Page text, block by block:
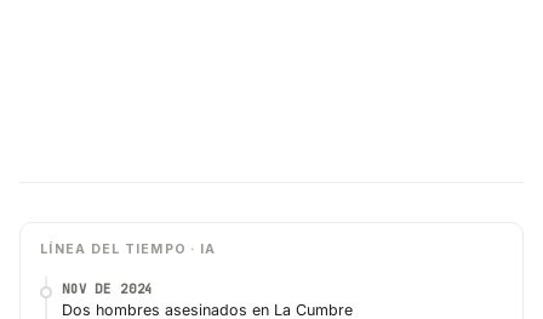
LÍNEA DEL TIEMPO · IA
NOV DE 2024
Dos hombres asesinados en La Cumbre